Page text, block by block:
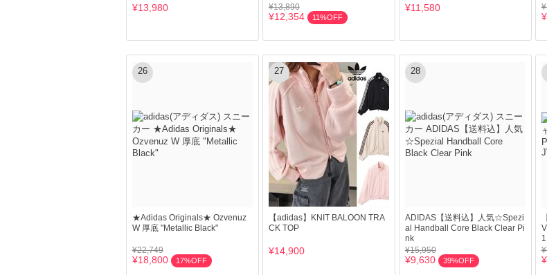
¥13,980
¥13,890
¥12,354 11%OFF
¥11,580
26
★Adidas Originals★ Ozvenuz
W 厚底 "Metallic Black"
¥22,749
¥18,800 17%OFF
27
【adidas】KNIT BALOON TRA
CK TOP
¥14,900
28
ADIDAS【送料込】人気☆Spezi
al Handball Core Black Clear Pi
nk
¥15,950
¥9,630 39%OFF
1